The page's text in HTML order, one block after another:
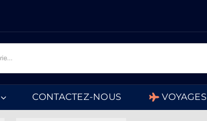
CONTACTEZ-NOUS VOYAGES